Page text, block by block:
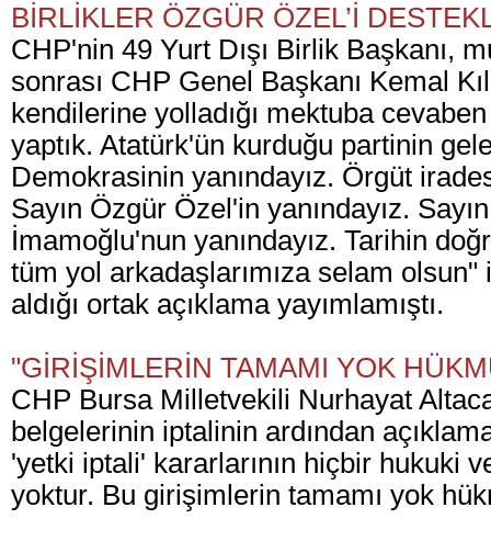
BİRLİKLER ÖZGÜR ÖZEL’İ
CHP'nin 49 Yurt Dışı Birlik Başkanı,
sonrası CHP Genel Başkanı Kemal
kendilerine yolladığı mektuba
yaptık. Atatürk'ün kurduğu partinin
Demokrasinin yanındayız. Örgüt
Sayın Özgür Özel'in yanındayız.
İmamoğlu'nun yanındayız. Tarihin
tüm yol arkadaşlarımıza selam
aldığı ortak açıklama yayımlamıştı.
"GİRİŞİMLERİN TAMAMI YOK
CHP Bursa Milletvekili Nurhayat
belgelerinin iptalinin ardından
'yetki iptali' kararlarının hiçbir hukuki
yoktur. Bu girişimlerin tamamı yok